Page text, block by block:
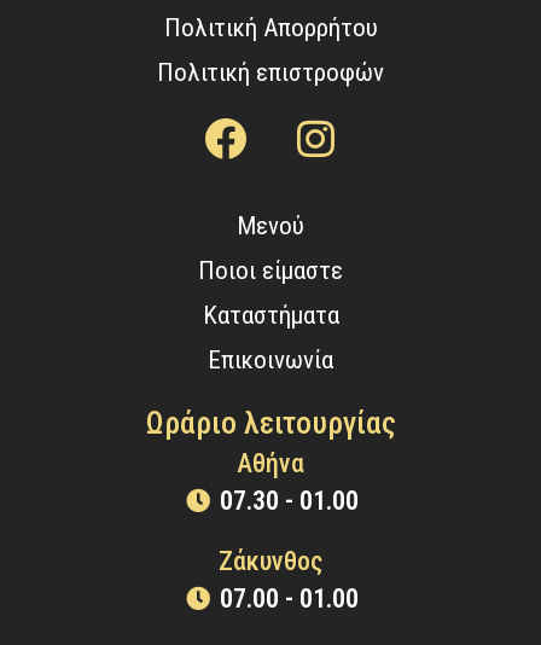
Ωράριο λειτουργίας
Αθήνα
07.30 - 01.00
Ζάκυνθος
07.00 - 01.00
Μενού
Ποιοι είμαστε
Καταστήματα
Επικοινωνία
Πολιτική Απορρήτου
Πολιτική επιστροφών